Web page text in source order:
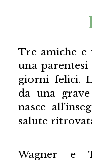
Tre amiche e
una
giorni felici.
da una
nasce
salute
Wagner e